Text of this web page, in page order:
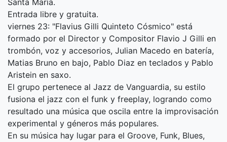
Santa María.
Entrada libre y gratuita.
viernes 23: "Flavius Gilli Quinteto Cósmico" está
formado por el Director y Compositor Flavio J Gilli en
trombón, voz y accesorios, Julian Macedo en batería,
Matias Bruno en bajo, Pablo Diaz en teclados y Pablo
Aristein en saxo.
El grupo pertenece al Jazz de Vanguardia, su estilo
fusiona el jazz con el funk y freeplay, logrando como
resultado una música que oscila entre la improvisación
experimental y géneros más populares.
En su música hay lugar para el Groove, Funk, Blues,